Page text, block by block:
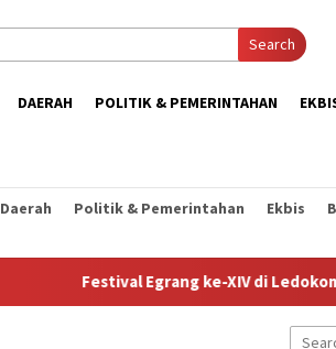
Search
DAERAH POLITIK & PEMERINTAHAN
Daerah Politik & Pemerintahan Ekbis
Festival Egrang ke-XIV di Ledokombo
Search